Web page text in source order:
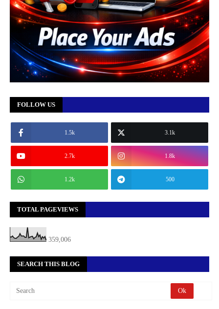
FOLLOW US
1.5k 3.1k
2.7k 1.8k
1.2k 500
TOTAL PAGEVIEWS
359,006
SEARCH THIS BLOG